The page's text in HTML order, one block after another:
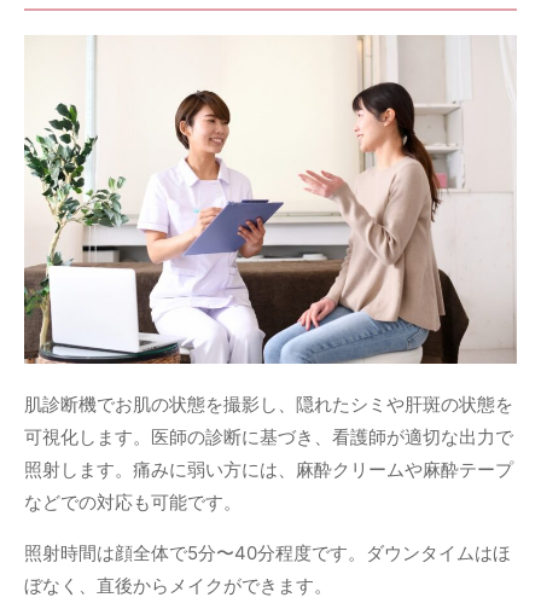
肌診断機でお肌の状態を撮影し、隠れたシミや肝斑の状態を
可視化します。医師の診断に基づき、看護師が適切な出力で
照射します。痛みに弱い方には、麻酔クリームや麻酔テープ
などでの対応も可能です。
照射時間は顔全体で5分〜40分程度です。ダウンタイムはほ
ぼなく、直後からメイクができます。